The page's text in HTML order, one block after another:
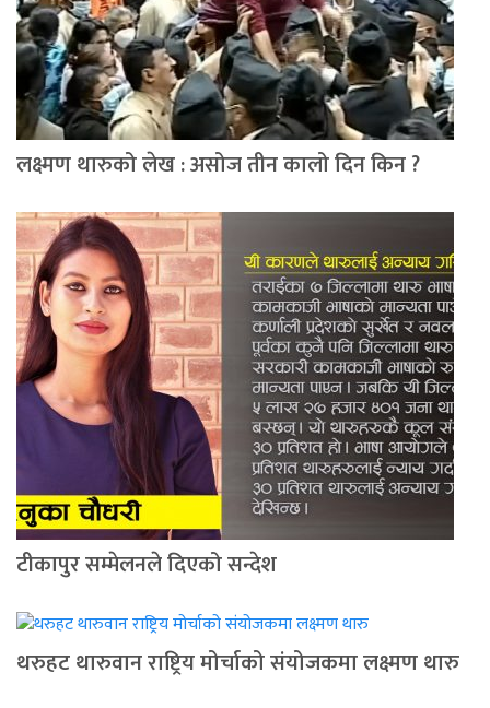
लक्ष्मण थारुको लेख : असोज तीन कालो दिन किन ?
टीकापुर सम्मेलनले दिएको सन्देश
थरुहट थारुवान राष्ट्रिय मोर्चाको संयोजकमा लक्ष्मण थारु